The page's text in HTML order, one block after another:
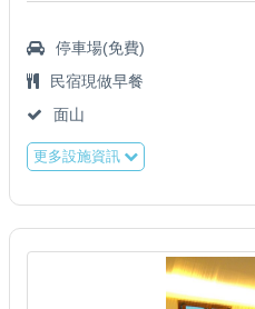
停車場(免費)
民宿現做早餐
面山
更多設施資訊